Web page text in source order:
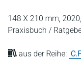
148 X 210 mm, 2020,
Praxisbuch /
aus der Reihe: